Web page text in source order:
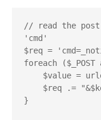
// read the post
'cmd'
$req =
foreach
}